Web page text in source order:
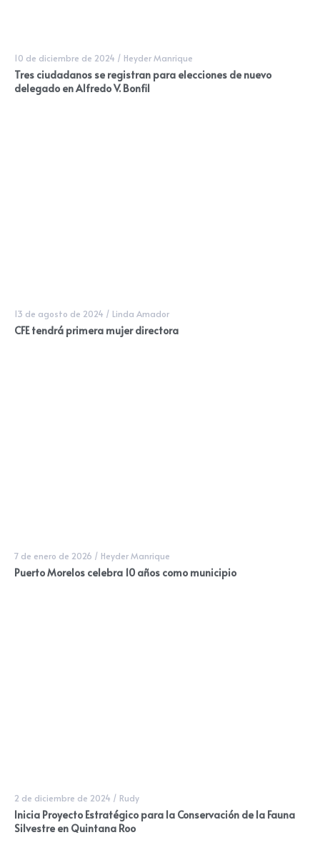
10 de diciembre de 2024 / Heyder Manrique
Tres ciudadanos se registran para elecciones de nuevo
delegado en Alfredo V. Bonfil
13 de agosto de 2024 / Linda Amador
CFE tendrá primera mujer directora
7 de enero de 2026 / Heyder Manrique
Puerto Morelos celebra 10 años como municipio
2 de diciembre de 2024 / Rudy
Inicia Proyecto Estratégico para la Conservación de la Fauna
Silvestre en Quintana Roo